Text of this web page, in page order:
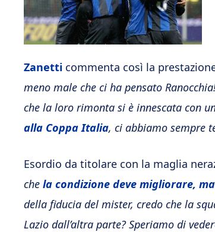
Zanetti commenta così la
meno male che ci ha pensato
che la loro rimonta si è innescata con
alla Coppa Italia, ci abbiamo sempre
Esordio da titolare con la maglia
che la condizione deve migliorare,
della fiducia del mister, credo che la
Lazio dall’altra parte? Speriamo di